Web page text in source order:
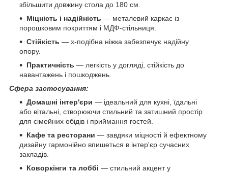
збільшити довжину стола до 180 см.
Міцність і надійність — металевий каркас із
порошковим покриттям і МДФ-стільниця.
Стійкість — х-подібна ніжка забезпечує надійну
опору.
Практичність — легкість у догляді, стійкість до
навантажень і пошкоджень.
Сфера застосування:
Домашні інтер'єри — ідеальний для кухні, їдальні
або вітальні, створюючи стильний та затишний простір
для сімейних обідів і приймання гостей.
Кафе та ресторани — завдяки міцності й ефектному
дизайну гармонійно впишеться в інтер'єр сучасних
закладів.
Коворкінги та лоббі — стильний акцент у